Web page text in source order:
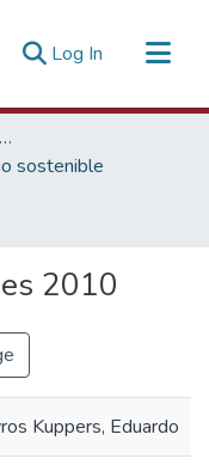
Log In (current)
Promoción de las Exportaciones
sostenible
2010
Kuppers, Eduardo